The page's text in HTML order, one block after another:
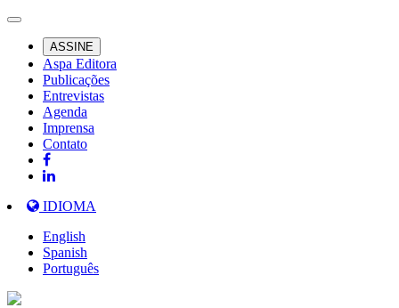
ASSINE
Aspa Editora
Publicações
Entrevistas
Agenda
Imprensa
Contato
IDIOMA
English
Spanish
Português